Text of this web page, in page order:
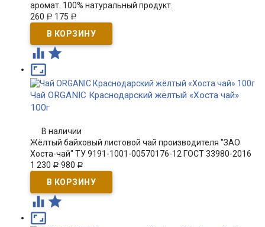
аромат. 100% натуральный продукт.
260 Р 175 Р
 

Чай ORGANIC Краснодарский жёлтый «Хоста чай»
100г
В наличии
Жёлтый байховый листовой чай производителя "ЗАО
Хоста-чай" ТУ 9191-1001-00570176-12 ГОСТ 33980-2016
1 230 Р 980 Р
 
